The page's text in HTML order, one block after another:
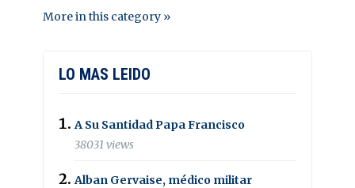
More in this category »
LO MAS LEIDO
A Su Santidad Papa Francisco
38031 views
Alban Gervaise, médico militar